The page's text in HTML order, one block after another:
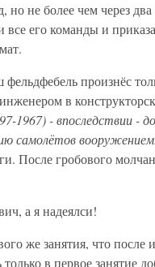
но не более чем через
его команды и
произнёс
в
1967) - впоследствии -
самолётов
После гробового
а я надеялси!
же занятия, что
в первое занятие